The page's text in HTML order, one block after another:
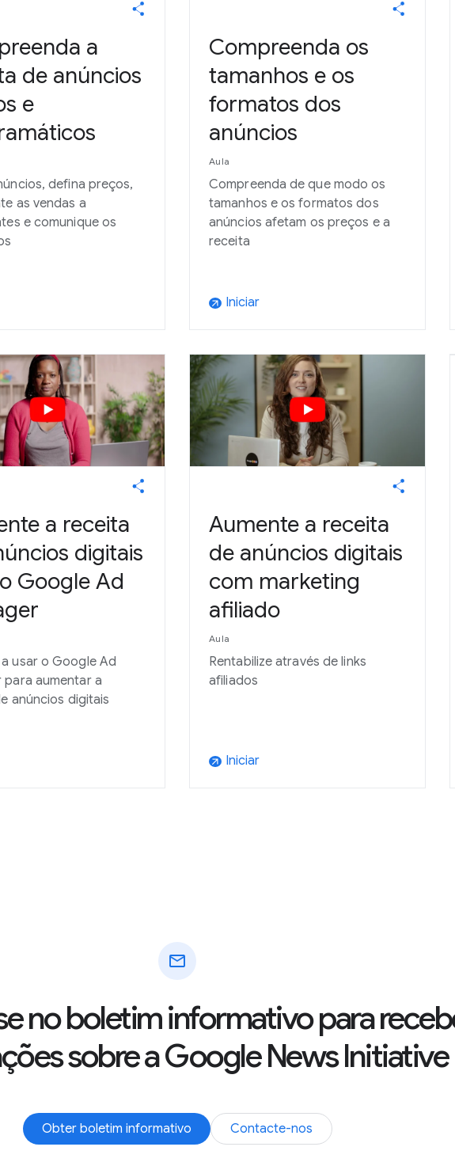
a
de anúncios
e
defina preços,
as vendas a
e comunique os
Compreenda os
tamanhos e os
formatos dos
anúncios
Aula
Compreenda de que modo os
tamanhos e os formatos dos
anúncios afetam os preços e a
receita
arrow_outward Iniciar
a receita
digitais
Google Ad
usar o Google Ad
para aumentar a
anúncios digitais
Aumente a receita
de anúncios digitais
com marketing
afiliado
Aula
Rentabilize através de links
afiliados
arrow_outward Iniciar
mail
no boletim informativo para
sobre a Google News Initiative
Obter boletim informativo Contacte-nos